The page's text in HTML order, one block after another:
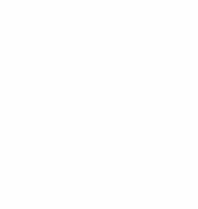
e proprio percorso
e nei misteri
di preghiera e
accompagneremo in
considerato l’antico
36 archi al piano terra e
luogo davvero